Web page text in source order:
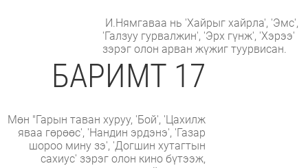
И.Нямгаваа нь 'Хайрыг хайрла', 'Эмс',
'Галзуу гурвалжин', 'Эрх гүнж', 'Хэрээ'
зэрэг олон арван жүжиг туурвисан.
БАРИМТ 17
Мөн "Гарын таван хуруу, 'Бой', 'Цахилж
яваа гөрөөс', 'Нандин эрдэнэ', 'Газар
шороо мину зэ', 'Догшин хутагтын
сахиус' зэрэг олон кино бүтээж,